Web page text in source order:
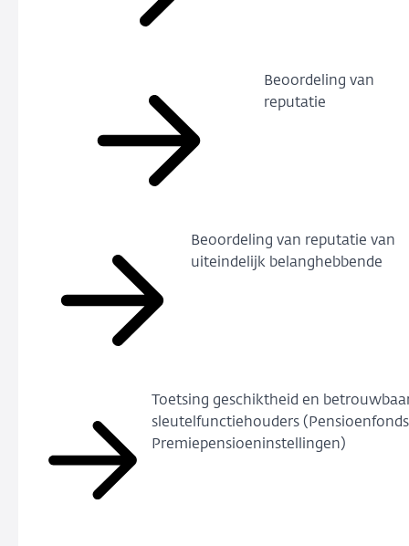
Beoordeling van
reputatie
Beoordeling van reputatie van
uiteindelijk belanghebbende
Toetsing geschiktheid en
sleutelfunctiehouders
Premiepensioeninstellingen)